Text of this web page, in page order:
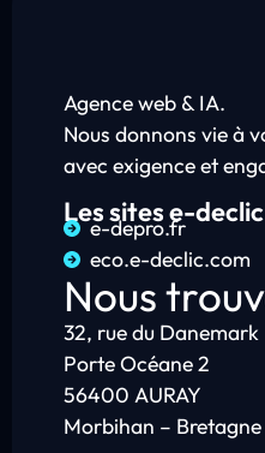
Agence web & IA.
Nous donnons vie à
avec exigence et
Les sites e-declic
e-depro.fr
eco.e-declic.com
Nous
32, rue du Danemark
Porte Océane 2
56400 AURAY
Morbihan – Bretagne